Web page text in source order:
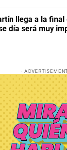
llega a la final
día será muy
-